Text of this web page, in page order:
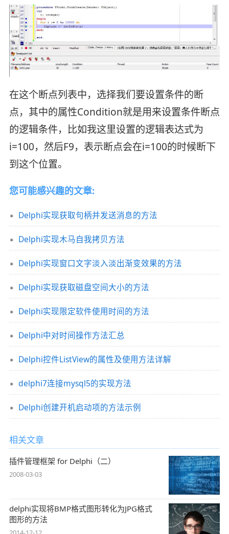
在这个断点列表中，选择我们要设置条件的断
点，其中的属性Condition就是用来设置条件断点
的逻辑条件，比如我这里设置的逻辑表达式为
i=100，然后F9，表示断点会在i=100的时候断下
到这个位置。
您可能感兴趣的文章:
Delphi实现获取句柄并发送消息的方法
Delphi实现木马自我拷贝方法
Delphi实现窗口文字淡入淡出渐变效果的方法
Delphi实现获取磁盘空间大小的方法
Delphi实现限定软件使用时间的方法
Delphi中对时间操作方法汇总
Delphi控件ListView的属性及使用方法详解
delphi7连接mysql5的实现方法
Delphi创建开机启动项的方法示例
相关文章
插件管理框架 for Delphi（二）
2008-03-03
delphi实现将BMP格式图形转化为JPG格式
图形的方法